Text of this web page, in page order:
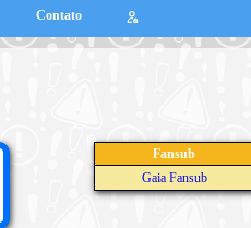
Contato
Fansub
Gaia Fansub